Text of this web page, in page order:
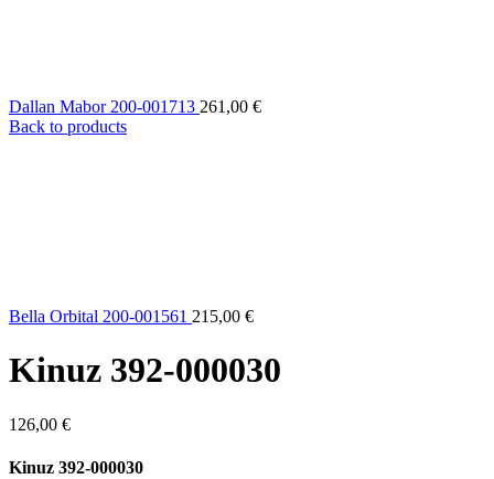
Dallan Mabor 200-001713 261,00 €
Back to products
Bella Orbital 200-001561 215,00 €
Kinuz 392-000030
126,00 €
Kinuz 392-000030